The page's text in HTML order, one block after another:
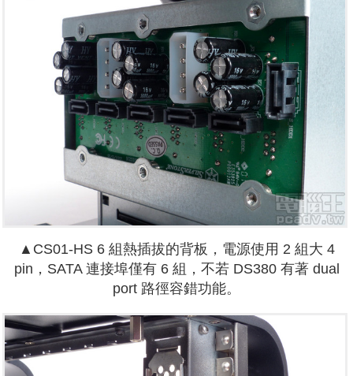
▲CS01-HS 6 組熱插拔的背板，電源使用 2 組大 4
pin，SATA 連接埠僅有 6 組，不若 DS380 有著 dual
port 路徑容錯功能。